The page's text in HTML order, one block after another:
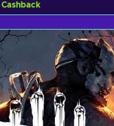
Cashback
Añadir al carrito
Ver ofertas